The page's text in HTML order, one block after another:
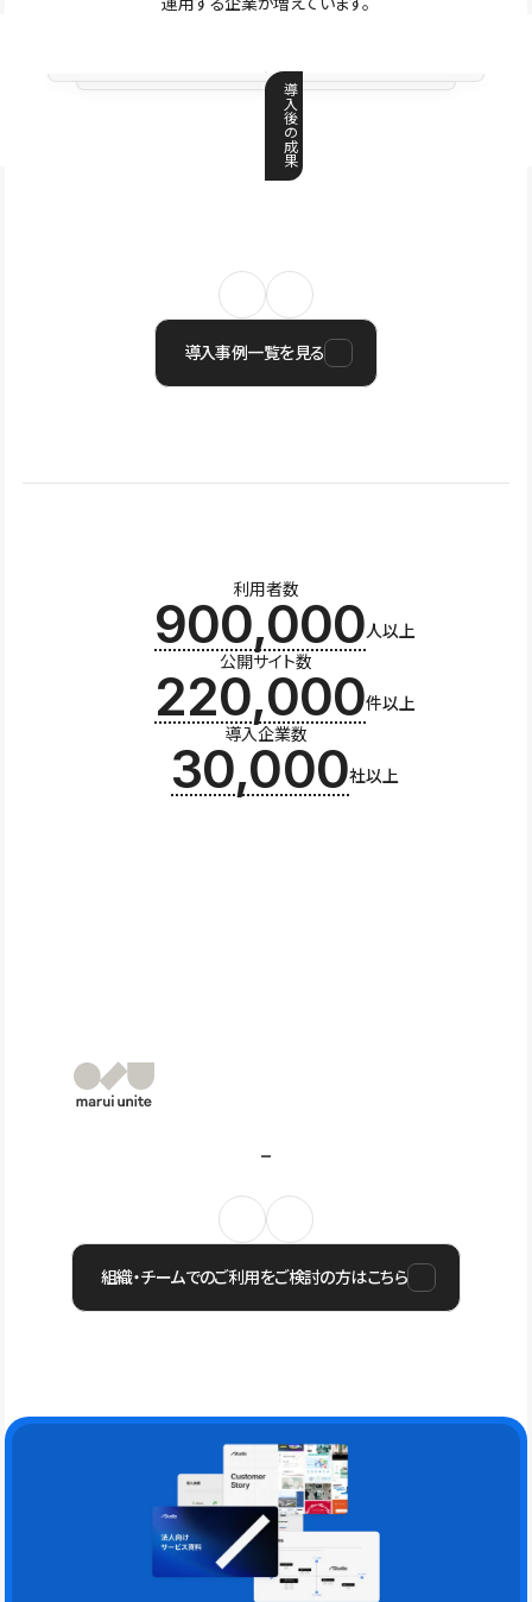
導
入
後
の
成
果
導入事例一覧を見る
利用者数
900,000人以上
公開サイト数
220,000件以上
導入企業数
30,000社以上
組織・チームでのご利用をご検討の方はこちら